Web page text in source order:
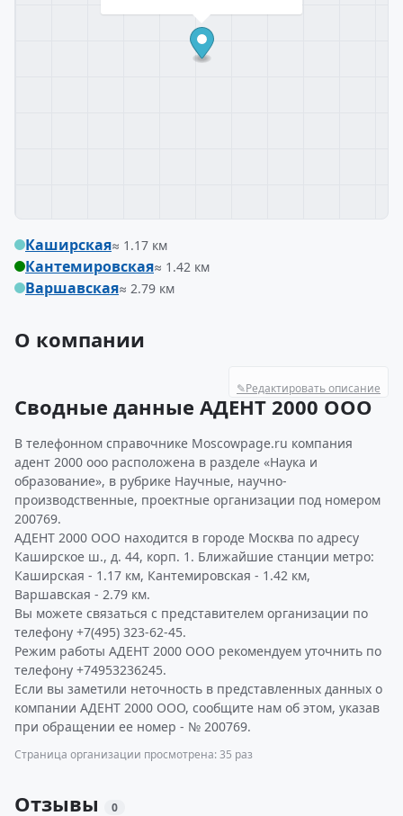
Каширская≈ 1.17 км
Кантемировская≈ 1.42 км
Варшавская≈ 2.79 км
О компании
✎Редактировать описание
Сводные данные АДЕНТ 2000 ООО
В телефонном справочнике Moscowpage.ru компания
адент 2000 ооо расположена в разделе «Наука и
образование», в рубрике Научные, научно-
производственные, проектные организации под номером
200769.
АДЕНТ 2000 ООО находится в городе Москва по адресу
Каширское ш., д. 44, корп. 1. Ближайшие станции метро:
Каширская - 1.17 км, Кантемировская - 1.42 км,
Варшавская - 2.79 км.
Вы можете связаться с представителем организации по
телефону +7(495) 323-62-45.
Режим работы АДЕНТ 2000 ООО рекомендуем уточнить по
телефону +74953236245.
Если вы заметили неточность в представленных данных о
компании АДЕНТ 2000 ООО, сообщите нам об этом, указав
при обращении ее номер - № 200769.
Страница организации просмотрена: 35 раз
Отзывы 0